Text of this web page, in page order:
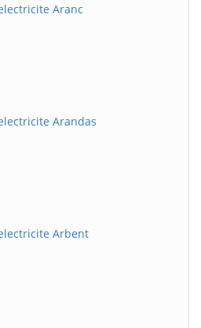
Aranc
Arandas
Arbent